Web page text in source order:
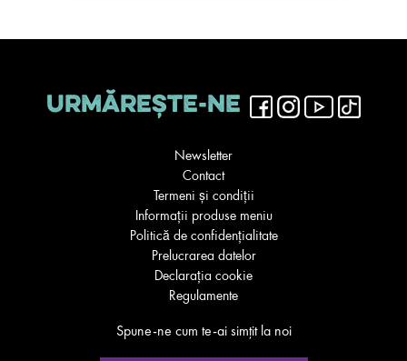
URMĂREȘTE-NE
Newsletter
Contact
Termeni și condiții
Informații produse meniu
Politică de confidențialitate
Prelucrarea datelor
Declarația cookie
Regulamente
Spune-ne cum te-ai simţit la noi